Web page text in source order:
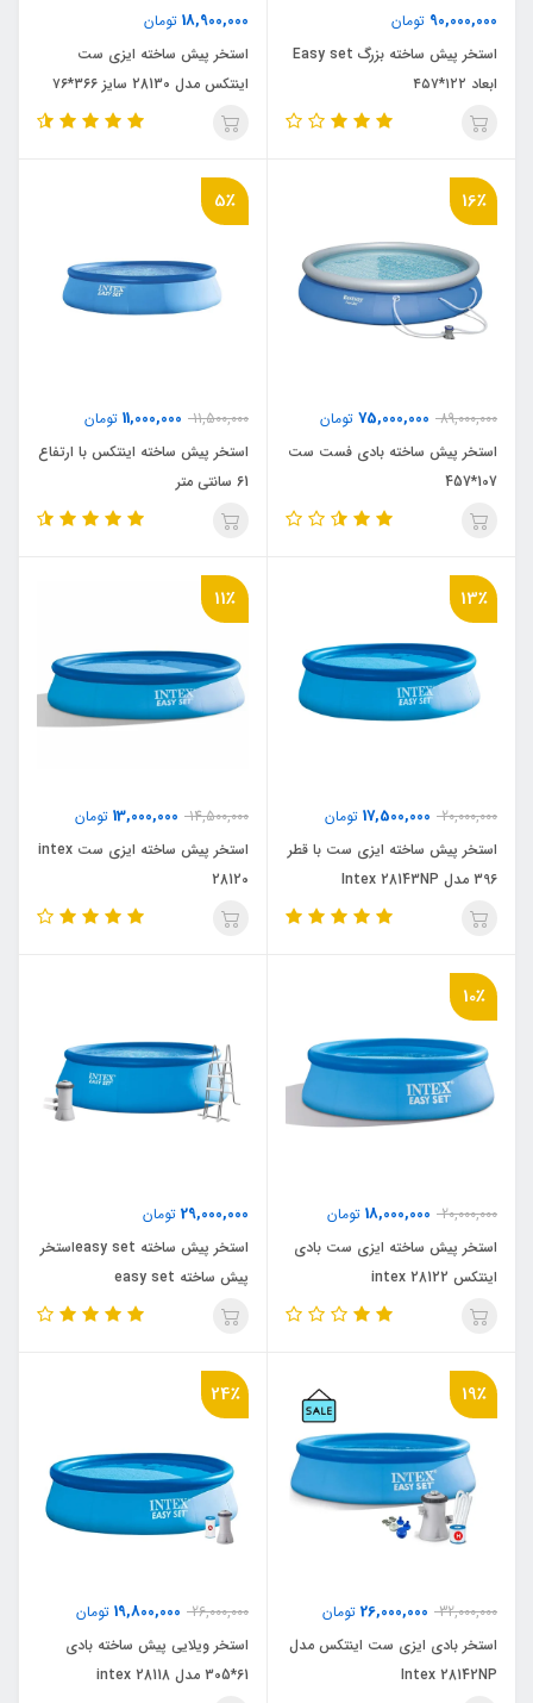
90,000,000 تومان
استخر پیش ساخته بزرگ Easy set
ابعاد ۱۲۲*۴۵۷
18,900,000 تومان
استخر پیش ساخته ایزی ست
اینتکس مدل 28130 سایز ۳۶۶*۷۶
16٪
89,000,000
75,000,000 تومان
استخر پیش ساخته بادی فست ست
107*457
5٪
11,500,000
11,000,000 تومان
استخر پیش ساخته اینتکس با ارتفاع
61 سانتی متر
13٪
20,000,000
17,500,000 تومان
استخر پیش ساخته ایزی ست با قطر
396 مدل Intex 28143NP
11٪
14,500,000
13,000,000 تومان
استخر پیش ساخته ایزی ست intex
28120
10٪
20,000,000
18,000,000 تومان
استخر پیش ساخته ایزی ست بادی
اینتکس intex 28122
29,000,000 تومان
استخر پیش ساخته easy setاستخر
پیش ساخته easy set
19٪
32,000,000
26,000,000 تومان
استخر بادی ایزی ست اینتکس مدل
Intex 28142NP
24٪
26,000,000
19,800,000 تومان
استخر ویلایی پیش ساخته بادی
61*305 مدل intex 28118